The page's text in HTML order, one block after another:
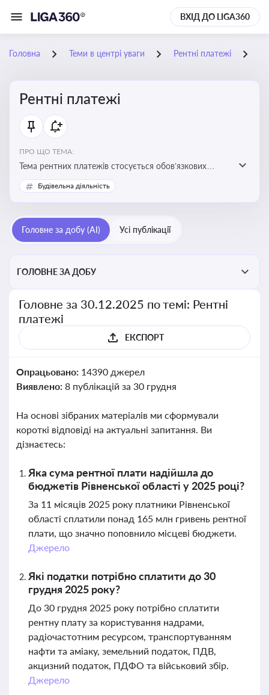
ВХІД ДО LIGA360
Головна Теми в центрі уваги Рентні платежі
Рентні платежі
ПРО ЩО ТЕМА:
Тема рентних платежів стосується обов’язкових
податкових зборів, які сплачуються за користування
природними ресурсами — надрами, водою, лісами
Будівельна діяльність
Головне за добу (AI) Усі публікації
ГОЛОВНЕ ЗА ДОБУ
Головне за 30.12.2025 по темі: Рентні
платежі
ЕКСПОРТ
Опрацьовано: 14390 джерел
Виявлено: 8 публікацій за 30 грудня
На основі зібраних матеріалів ми сформували
короткі відповіді на актуальні запитання. Ви
дізнаєтесь:
Яка сума рентної плати надійшла до
бюджетів Рівненської області у 2025 році?
За 11 місяців 2025 року платники Рівненської
області сплатили понад 165 млн гривень рентної
плати, що значно поповнило місцеві бюджети.
Джерело
Які податки потрібно сплатити до 30
грудня 2025 року?
До 30 грудня 2025 року потрібно сплатити
рентну плату за користування надрами,
радіочастотним ресурсом, транспортуванням
нафти та аміаку, земельний податок, ПДВ,
акцизний податок, ПДФО та військовий збір.
Джерело